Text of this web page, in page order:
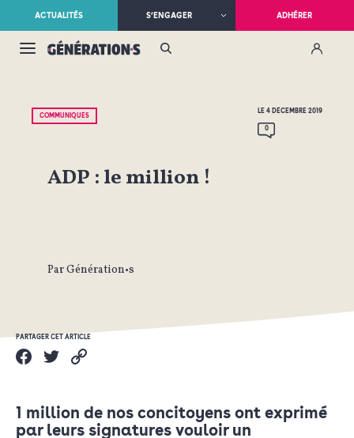
ACTUALITÉS S’ENGAGER ADHÉRER
COMMUNIQUÉS
LE 4 DÉCEMBRE 2019
0
ADP : le million !
Par Génération•s
PARTAGER CET ARTICLE
1 million de nos concitoyens ont exprimé
par leurs signatures vouloir un